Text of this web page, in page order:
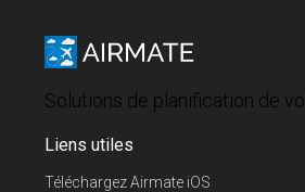
Solutions de planification de vol
Liens utiles
Téléchargez Airmate iOS